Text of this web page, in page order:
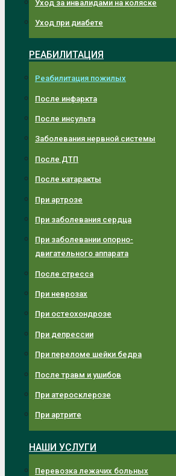
Уход за инвалидами на коляске
Уход при диабете
РЕАБИЛИТАЦИЯ
Реабилитация пожилых
После инфаркта
После инсульта
Заболевания нервной системы
После ДТП
После катаракты
При артрозе
При заболевания сердца
При заболевании опорно-
двигательного аппарата
После стресса
При неврозах
При остеохондрозе
При депрессии
При переломе шейки бедра
После травм и ушибов
При атеросклерозе
При артрите
НАШИ УСЛУГИ
Перевозка лежачих больных